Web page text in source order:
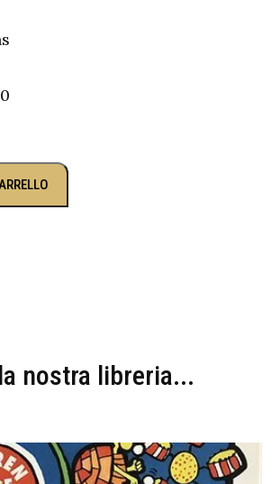
nostra libreria...